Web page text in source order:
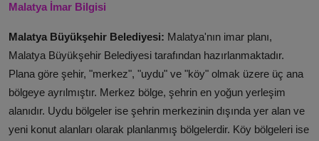
Malatya İmar Bilgisi
Malatya Büyükşehir Belediyesi: Malatya'nın imar planı,
Malatya Büyükşehir Belediyesi tarafından hazırlanmaktadır.
Plana göre şehir, "merkez", "uydu" ve "köy" olmak üzere üç ana
bölgeye ayrılmıştır. Merkez bölge, şehrin en yoğun yerleşim
alanıdır. Uydu bölgeler ise şehrin merkezinin dışında yer alan ve
yeni konut alanları olarak planlanmış bölgelerdir. Köy bölgeleri ise